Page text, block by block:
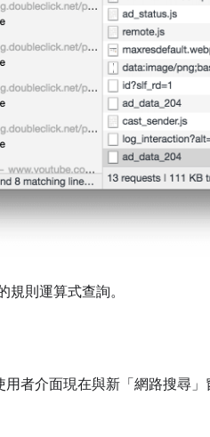
規則運算式查詢。
用者介面現在與新「網路搜尋」